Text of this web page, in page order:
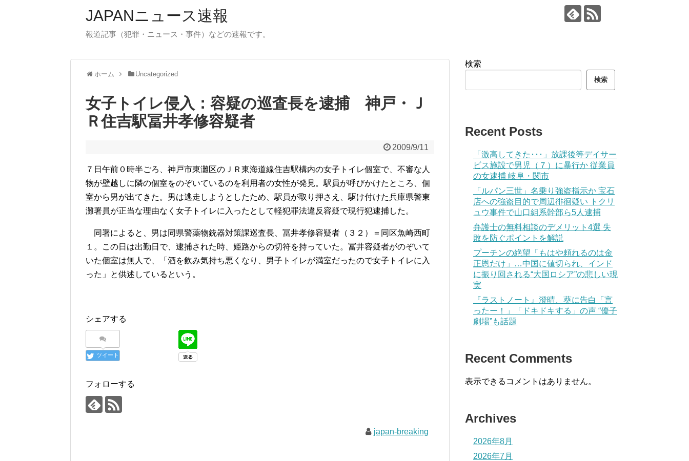
JAPANニュース速報
報道記事（犯罪・ニュース・事件）などの速報です。
ホーム Uncategorized
女子トイレ侵入：容疑の巡査長を逮捕 神戸・Ｊ
Ｒ住吉駅冨井孝修容疑者
2009/9/11
７日午前０時半ごろ、神戸市東灘区のＪＲ東海道線住吉駅構内の女子トイレ個室で、不審な人
物が壁越しに隣の個室をのぞいているのを利用者の女性が発見。駅員が呼びかけたところ、個
室から男が出てきた。男は逃走しようとしたため、駅員が取り押さえ、駆け付けた兵庫県警東
灘署員が正当な理由なく女子トイレに入ったとして軽犯罪法違反容疑で現行犯逮捕した。
同署によると、男は同県警薬物銃器対策課巡査長、冨井孝修容疑者（３２）＝同区魚崎西町
１。この日は出勤日で、逮捕された時、姫路からの切符を持っていた。冨井容疑者がのぞいて
いた個室は無人で、「酒を飲み気持ち悪くなり、男子トイレが満室だったので女子トイレに入
った」と供述しているという。
シェアする
ツイート
フォローする
japan-breaking
検索
検索
Recent Posts
「激高してきた･･･」放課後等デイサー
ビス施設で男児（７）に暴行か 従業員
の女逮捕 岐阜・関市
「ルパン三世」名乗り強盗指示か 宝石
店への強盗目的で周辺徘徊疑い トクリ
ュウ事件で山口組系幹部ら5人逮捕
弁護士の無料相談のデメリット4選 失
敗を防ぐポイントを解説
プーチンの絶望「もはや頼れるのは金
正恩だけ」…中国に値切られ、インド
に振り回される“大国ロシア”の悲しい現
実
『ラストノート』澄晴、葵に告白「言
ったー！」「ドキドキする」の声 “優子
劇場”も話題
Recent Comments
表示できるコメントはありません。
Archives
2026年8月
2026年7月